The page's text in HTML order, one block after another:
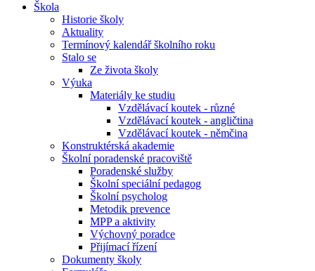
Škola
Historie školy
Aktuality
Termínový kalendář školního roku
Stalo se
Ze života školy
Výuka
Materiály ke studiu
Vzdělávací koutek - různé
Vzdělávací koutek - angličtina
Vzdělávací koutek - němčina
Konstruktérská akademie
Školní poradenské pracoviště
Poradenské služby
Školní speciální pedagog
Školní psycholog
Metodik prevence
MPP a aktivity
Výchovný poradce
Přijímací řízení
Dokumenty školy